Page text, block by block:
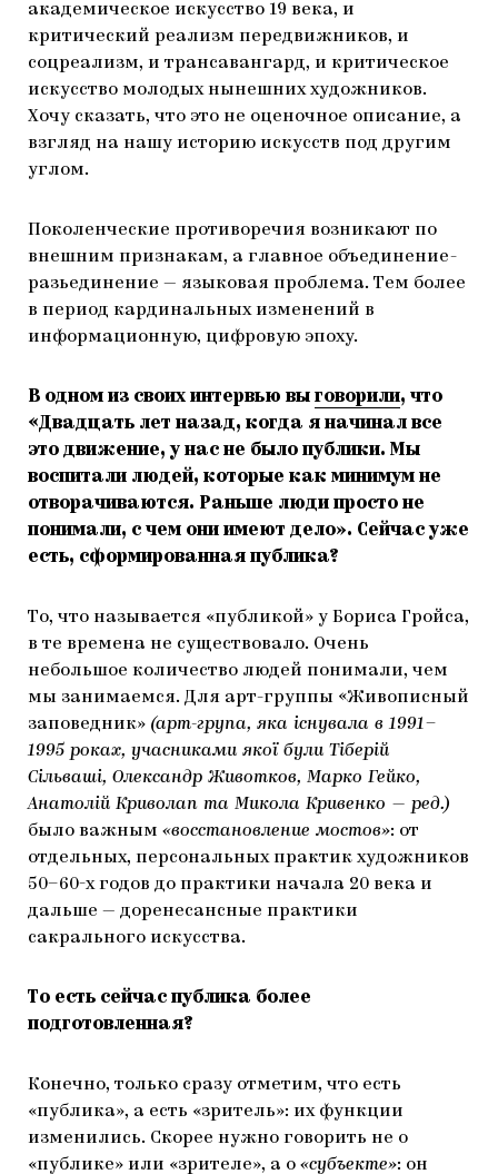
академическое искусство 19 века, и
критический реализм передвижников, и
соцреализм, и трансавангард, и критическое
искусство молодых нынешних художников.
Хочу сказать, что это не оценочное описание, а
взгляд на нашу историю искусств под другим
углом.
Поколенческие противоречия возникают по
внешним признакам, а главное объединение-
разьединение — языковая проблема. Тем более
в период кардинальных изменений в
информационную, цифровую эпоху.
В одном из своих интервью вы говорили, что
«Двадцать лет назад, когда я начинал все
это движение, у нас не было публики. Мы
воспитали людей, которые как минимум не
отворачиваются. Раньше люди просто не
понимали, с чем они имеют дело». Сейчас уже
есть, сформированная публика?
То, что называется «публикой» у Бориса Гройса,
в те времена не существовало. Очень
небольшое количество людей понимали, чем
мы занимаемся. Для арт-группы «Живописный
заповедник» (арт-група, яка існувала в 1991–
1995 роках, учасниками якої були Тіберій
Сільваші, Олександр Животков, Марко Гейко,
Анатолій Криволап та Микола Кривенко — ред.)
было важным «восстановление мостов»: от
отдельных, персональных практик художников
50–60-х годов до практики начала 20 века и
дальше — доренесансные практики
сакрального искусства.
То есть сейчас публика более
подготовленная?
Конечно, только сразу отметим, что есть
«публика», а есть «зритель»: их функции
изменились. Скорее нужно говорить не о
«публике» или «зрителе», а о «субъекте»: он